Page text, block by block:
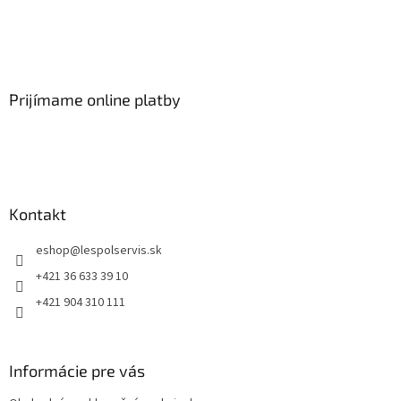
Prijímame online platby
Kontakt
eshop@lespolservis.sk
+421 36 633 39 10
+421 904 310 111
Informácie pre vás